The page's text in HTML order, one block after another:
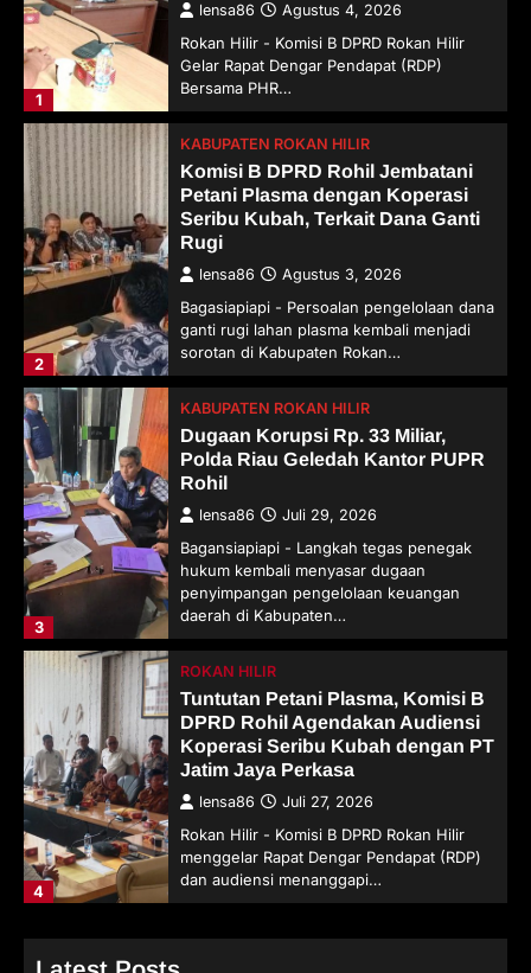
1
lensa86 Agustus 4, 2026
Rokan Hilir - Komisi B DPRD Rokan Hilir
Gelar Rapat Dengar Pendapat (RDP)
Bersama PHR…
2
KABUPATEN ROKAN HILIR
Komisi B DPRD Rohil Jembatani
Petani Plasma dengan Koperasi
Seribu Kubah, Terkait Dana Ganti
Rugi
lensa86 Agustus 3, 2026
Bagasiapiapi - Persoalan pengelolaan dana
ganti rugi lahan plasma kembali menjadi
sorotan di Kabupaten Rokan…
3
KABUPATEN ROKAN HILIR
Dugaan Korupsi Rp. 33 Miliar,
Polda Riau Geledah Kantor PUPR
Rohil
lensa86 Juli 29, 2026
Bagansiapiapi - Langkah tegas penegak
hukum kembali menyasar dugaan
penyimpangan pengelolaan keuangan
daerah di Kabupaten…
4
ROKAN HILIR
Tuntutan Petani Plasma, Komisi B
DPRD Rohil Agendakan Audiensi
Koperasi Seribu Kubah dengan PT
Jatim Jaya Perkasa
lensa86 Juli 27, 2026
Rokan Hilir - Komisi B DPRD Rokan Hilir
menggelar Rapat Dengar Pendapat (RDP)
dan audiensi menanggapi…